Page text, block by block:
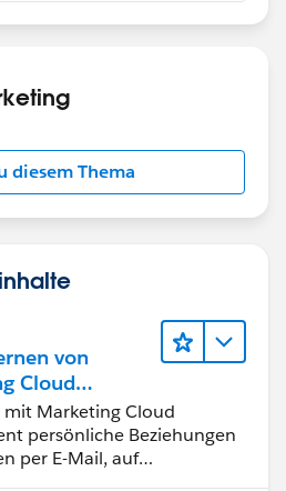
diesem Thema
von
Cloud
mit Marketing Cloud
persönliche Beziehungen
per E-Mail, auf